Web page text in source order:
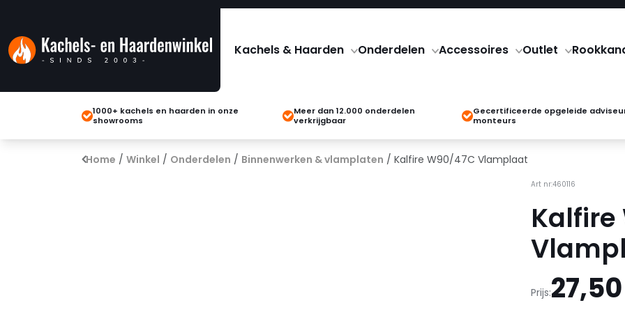
Kachels & Haarden Onderdelen Accessoires Outlet
1000+ kachels en haarden in onze
showrooms
Meer dan 12.000 onderdelen
verkrijgbaar
Gecertificeerde opgeleide
monteurs
Home / Winkel / Onderdelen / Binnenwerken & vlamplaten / Kalfire W90/47C Vlamplaat
Art nr:460116
Kalfire
Prijs:27,50